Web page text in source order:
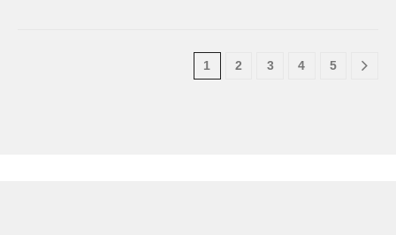
1 2 3 4 5